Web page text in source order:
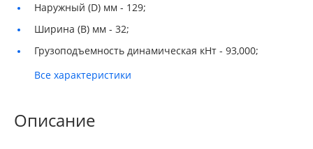
Наружный (D) мм - 129;
Ширина (B) мм - 32;
Грузоподъемность динамическая кНт - 93,000;
Все характеристики
Описание